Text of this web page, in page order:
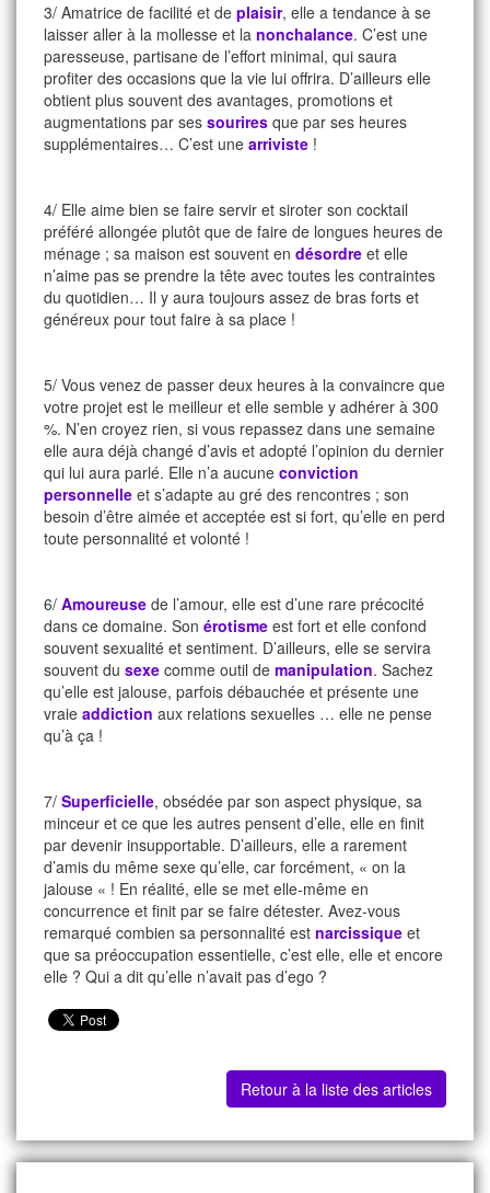
3/ Amatrice de facilité et de plaisir, elle a tendance à se
laisser aller à la mollesse et la nonchalance. C’est une
paresseuse, partisane de l’effort minimal, qui saura
profiter des occasions que la vie lui offrira. D’ailleurs elle
obtient plus souvent des avantages, promotions et
augmentations par ses sourires que par ses heures
supplémentaires… C’est une arriviste !
4/ Elle aime bien se faire servir et siroter son cocktail
préféré allongée plutôt que de faire de longues heures de
ménage ; sa maison est souvent en désordre et elle
n’aime pas se prendre la tête avec toutes les contraintes
du quotidien… Il y aura toujours assez de bras forts et
généreux pour tout faire à sa place !
5/ Vous venez de passer deux heures à la convaincre que
votre projet est le meilleur et elle semble y adhérer à 300
%. N’en croyez rien, si vous repassez dans une semaine
elle aura déjà changé d’avis et adopté l’opinion du dernier
qui lui aura parlé. Elle n’a aucune conviction
personnelle et s’adapte au gré des rencontres ; son
besoin d’être aimée et acceptée est si fort, qu’elle en perd
toute personnalité et volonté !
6/ Amoureuse de l’amour, elle est d’une rare précocité
dans ce domaine. Son érotisme est fort et elle confond
souvent sexualité et sentiment. D’ailleurs, elle se servira
souvent du sexe comme outil de manipulation. Sachez
qu’elle est jalouse, parfois débauchée et présente une
vraie addiction aux relations sexuelles … elle ne pense
qu’à ça !
7/ Superficielle, obsédée par son aspect physique, sa
minceur et ce que les autres pensent d’elle, elle en finit
par devenir insupportable. D’ailleurs, elle a rarement
d’amis du même sexe qu’elle, car forcément, « on la
jalouse « ! En réalité, elle se met elle-même en
concurrence et finit par se faire détester. Avez-vous
remarqué combien sa personnalité est narcissique et
que sa préoccupation essentielle, c’est elle, elle et encore
elle ? Qui a dit qu’elle n’avait pas d’ego ?
Retour à la liste des articles